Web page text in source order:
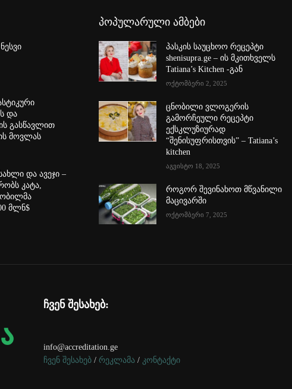
და
გასწავლით
მოვლას
და ავეჯი –
კატა,
მლნ$
პოპულარული ამბები
პასკის საუცხოო რეცეპტი
shenisupra.ge – ის მკითხველს
Tatiana’s Kitchen -გან
ოქტომბერი 2, 2025
ცნობილი ვლოგერის
გამორჩეული რეცეპტი
ექსკლუზიურად
“შენისუფრისთვის” – Tatiana’s
kitchen
აგვისტო 18, 2025
როგორ შევინახოთ მწვანილი
მაცივარში
ოქტომბერი 7, 2025
ჩვენ შესახებ:
info@accreditation.ge
ჩვენ შესახებ / რეკლამა / კონტაქტი